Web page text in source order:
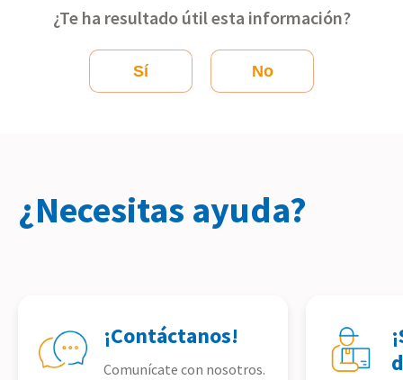
¿Te ha resultado útil esta información?
Sí No
¿Necesitas ayuda?
¡Contáctanos!
Comunícate con nosotros.